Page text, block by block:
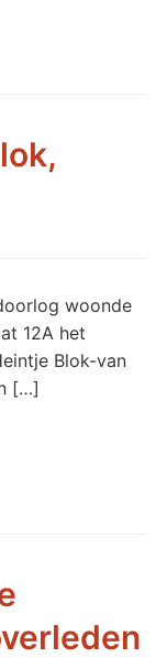
woonde
12A het
Blok-van
[…]